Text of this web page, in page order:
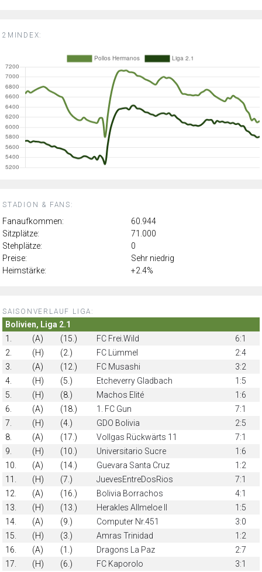
2MINDEX:
STADION & FANS:
Fanaufkommen:
60.944
Sitzplätze:
71.000
Stehplätze:
0
Preise:
Sehr niedrig
Heimstärke:
+2.4%
SAISONVERLAUF LIGA:
Bolivien, Liga 2.1
1.
(A) (15.) FC Frei.Wild
6:1
2.
(H) (2.) FC Lümmel
2:4
3.
(A) (12.) FC Musashi
3:2
4.
(H) (5.) Etcheverry Gladbach
1:5
5.
(H) (8.) Machos Elité
1:6
6.
(A) (18.) 1. FC Gun
7:1
7.
(H) (4.) GDO Bolivia
2:5
8.
(A) (17.) Vollgas Rückwärts 11
7:1
9.
(H) (10.) Universitario Sucre
1:6
10.
(A) (14.) Guevara Santa Cruz
1:2
11.
(H) (7.) JuevesEntreDosRios
7:1
12.
(A) (16.) Bolivia Borrachos
4:1
13.
(H) (13.) Herakles Allmeloe II
1:5
14.
(A) (9.) Computer Nr.451
3:0
15.
(H) (3.) Amras Trinidad
1:2
16.
(A) (1.) Dragons La Paz
2:7
17.
(H) (6.) FC Kaporolo
3:1